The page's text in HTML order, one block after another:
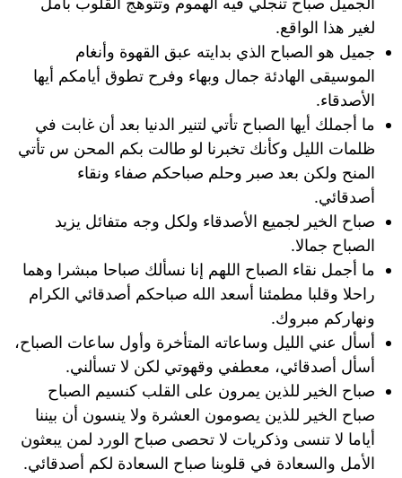
لغير هذا الواقع.
جميل هو الصباح الذي بدايته عبق القهوة وأنغام
الموسيقى الهادئة جمال وبهاء وفرح تطوق أيامكم أيها
الأصدقاء.
ما أجملك أيها الصباح تأتي لتنير الدنيا بعد أن غابت في
ظلمات الليل وكأنك تخبرنا لو طالت بكم المحن س تأتي
المنح ولكن بعد صبر وحلم صباحكم صفاء ونقاء
أصدقائي.
صباح الخير لجميع الأصدقاء ولكل وجه متفائل يزيد
الصباح جمالا.
ما أجمل نقاء الصباح اللهم إنا نسألك صباحا مبشرا وهما
راحلا وقلبا مطمئنا أسعد الله صباحكم أصدقائي الكرام
ونهاركم مبروك.
أسأل عني الليل وساعاته المتأخرة وأول ساعات الصباح،
أسأل أصدقائي، معطفي وقهوتي لكن لا تسألني.
صباح الخير للذين يمرون على القلب كنسيم الصباح
صباح الخير للذين يصومون العشرة ولا ينسون أن بيننا
أياما لا تنسى وذكريات لا تحصى صباح الورد لمن يبعثون
الأمل والسعادة في قلوبنا صباح السعادة لكم أصدقائي.